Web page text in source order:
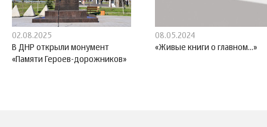
02.08.2025
В ДНР открыли монумент
«Памяти Героев-дорожников»
08.05.2024
«Живые книги о главном...»